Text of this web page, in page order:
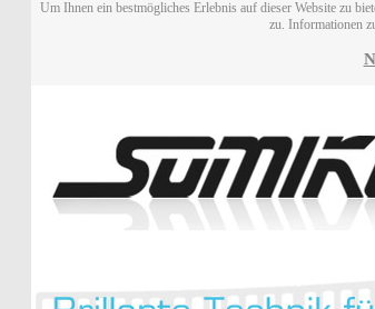
Um Ihnen ein bestmögliches Erlebnis auf dieser Website zu
zu. Informationen